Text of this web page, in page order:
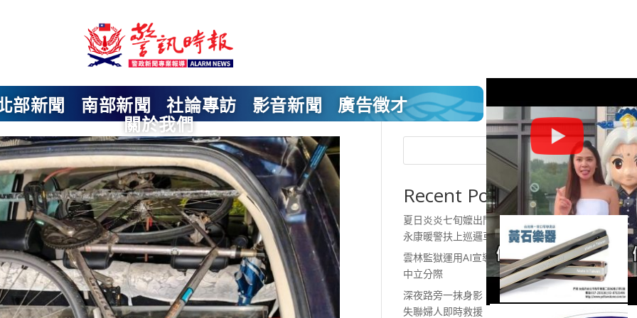
部新聞 南部新聞 社論專訪 影音新聞
廣告徵才
關於我們
搜尋
Recent Posts
夏日炎炎七旬嬤出門體力不支
永康暖警扶上巡邏車護送返家
雲林監獄運用AI宣導 守住行政
中立分際
深夜路旁一抹身影 斗六警發現
失聯婦人即時救援